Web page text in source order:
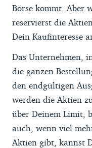
Börse kommt. Aber
reservierst die
Dein Kaufinteresse
Das Unternehmen,
die ganzen
den endgültigen
werden die Aktien
über Deinem Limit,
auch, wenn viel
Aktien gibt, kannst